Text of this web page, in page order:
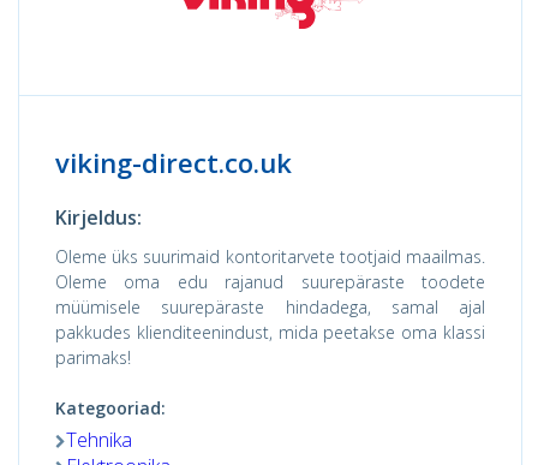
viking-direct.co.uk
Kirjeldus:
Oleme üks suurimaid kontoritarvete tootjaid maailmas.
Oleme oma edu rajanud suurepäraste toodete
müümisele suurepäraste hindadega, samal ajal
pakkudes klienditeenindust, mida peetakse oma klassi
parimaks!
Kategooriad:
Tehnika